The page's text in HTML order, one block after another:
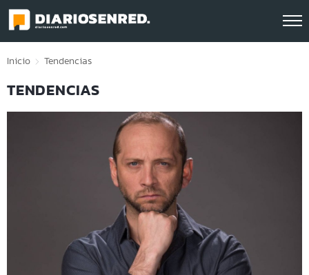
Click acá para ir directamente al contenido
Inicio Tendencias
TENDENCIAS